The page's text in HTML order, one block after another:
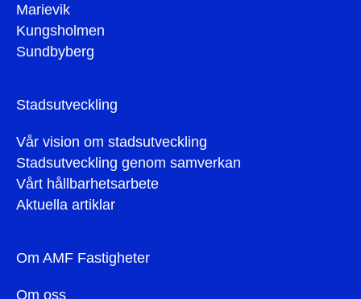
Marievik
Kungsholmen
Sundbyberg
Stadsutveckling
Vår vision om stadsutveckling
Stadsutveckling genom samverkan
Vårt hållbarhetsarbete
Aktuella artiklar
Om AMF Fastigheter
Om oss